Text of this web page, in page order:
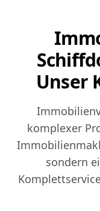
Unser
komplexer
sondern